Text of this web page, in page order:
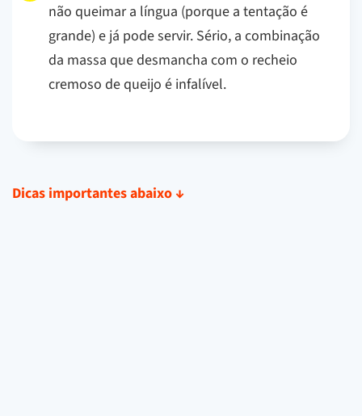
não queimar a língua (porque a tentação é
grande) e já pode servir. Sério, a combinação
da massa que desmancha com o recheio
cremoso de queijo é infalível.
Dicas importantes abaixo ↓